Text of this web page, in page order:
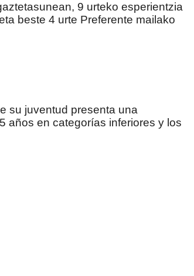
9 urteko esperientzia
beste 4 urte Preferente mailako
su juventud presenta una
años en categorías inferiores y los